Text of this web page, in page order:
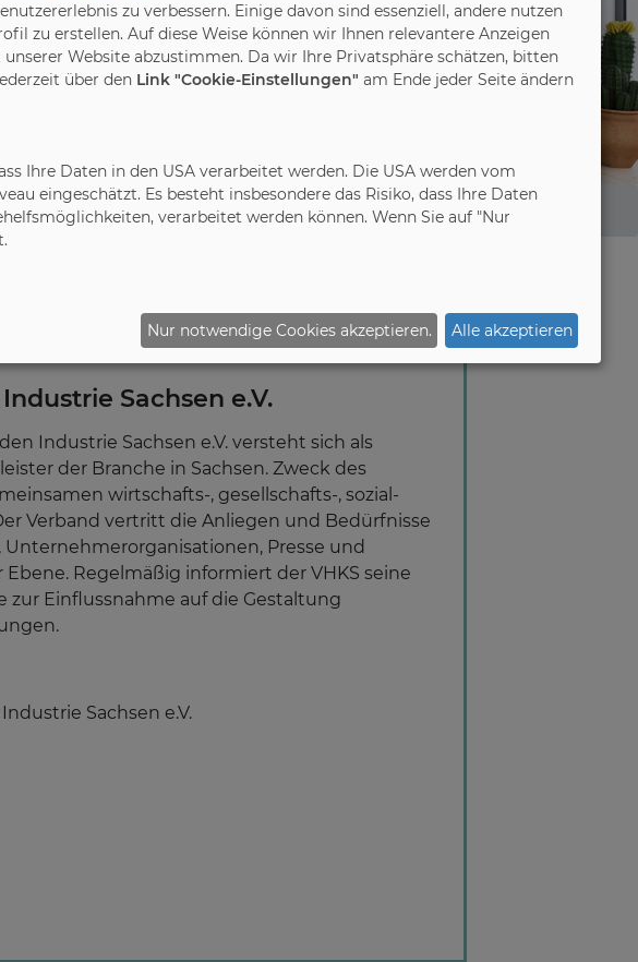
Sachsen
Sachsen e.V.
Industrie Sachsen e.V. versteht sich als
der Branche in Sachsen. Zweck des
wirtschafts-, gesellschafts-, sozial-
Verband vertritt die Anliegen und Bedürfnisse
Presse und
Regelmäßig informiert der VHKS seine
Einflussnahme auf die Gestaltung
Sachsen e.V.
zu verbessern. Einige davon sind essenziell, andere nutzen
zu erstellen. Auf diese Weise können wir Ihnen relevantere Anzeigen
Website abzustimmen. Da wir Ihre Privatsphäre schätzen, bitten
über den Link "Cookie-Einstellungen" am Ende jeder Seite ändern
Ihre Daten in den USA verarbeitet werden. Die USA werden vom
eingeschätzt. Es besteht insbesondere das Risiko, dass Ihre Daten
verarbeitet werden können. Wenn Sie auf "Nur
Nur notwendige Cookies akzeptieren. Alle akzeptieren